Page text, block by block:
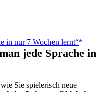
jede Sprache in
Sie spielerisch neue